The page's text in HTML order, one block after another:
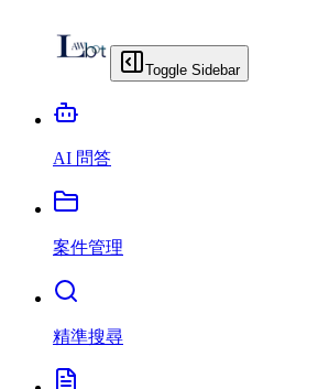
Toggle Sidebar
AI 問答
案件管理
精準搜尋